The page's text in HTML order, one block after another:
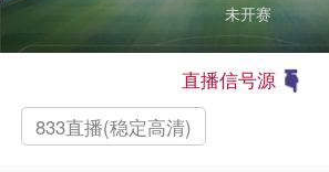
未开赛
直播信号源
833直播(稳定高清)